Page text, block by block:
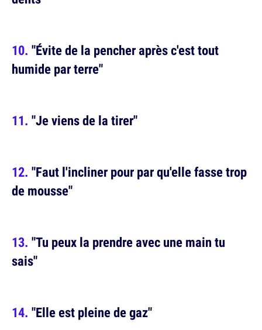
"Évite de la pencher après c'est tout
humide par terre"
"Je viens de la tirer"
"Faut l'incliner pour par qu'elle fasse trop
de mousse"
"Tu peux la prendre avec une main tu
sais"
"Elle est pleine de gaz"